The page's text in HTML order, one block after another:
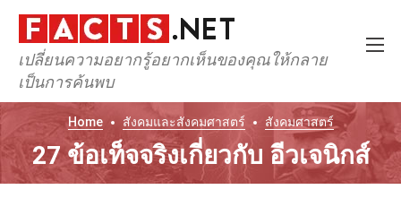
เปลี่ยนความอยากรู้อยากเห็นของคุณให้กลาย
เป็นการค้นพบ
Home สังคมและสังคมศาสตร์ สังคมศาสตร์
27 ข้อเท็จจริงเกี่ยวกับ อีวเจนิกส์